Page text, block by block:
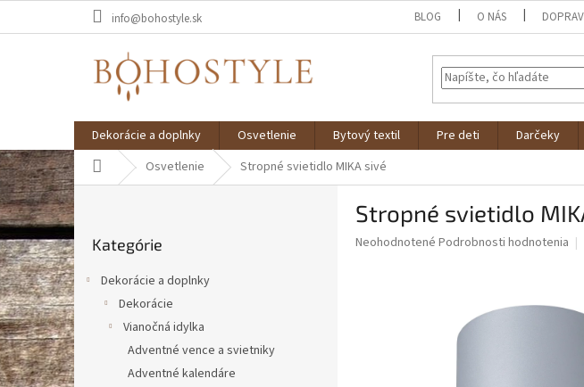
info@bohostyle.sk BLOG O NÁS
Dekorácie a doplnky Osvetlenie Bytový textil Pre deti Darčeky
Domov Osvetlenie Stropné svietidlo MIKA sivé
B
o
č
n
ý
p
a
n
e
l
kategórie
Kategórie
Dekorácie a doplnky
Dekorácie
Vianočná idylka
Adventné vence a svietniky
Adventné kalendáre
Stropné svietidlo
Priemerné
Neohodnotené Podrobnosti hodnotenia